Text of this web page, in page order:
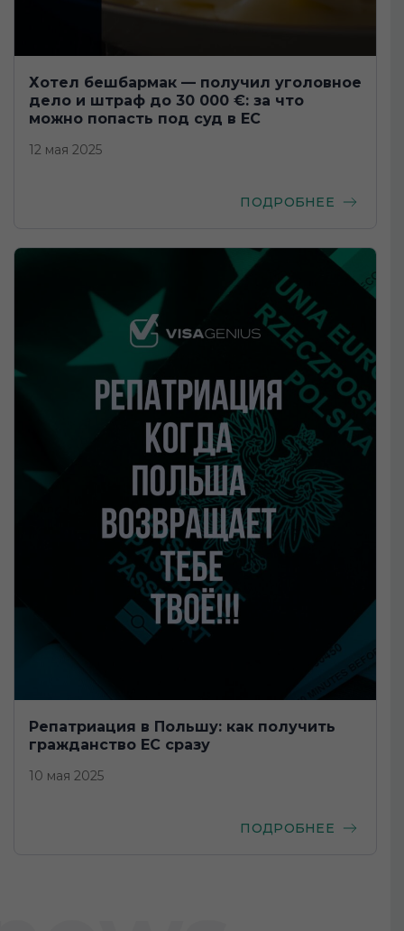
Хотел бешбармак — получил уголовное
дело и штраф до 30 000 €: за что
можно попасть под суд в ЕС
12 мая 2025
ПОДРОБНЕЕ
Репатриация в Польшу: как получить
гражданство ЕС сразу
10 мая 2025
ПОДРОБНЕЕ